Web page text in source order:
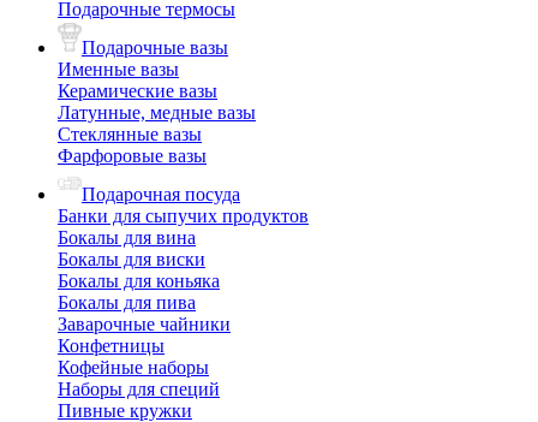
Подарочные термосы
Подарочные вазы
Именные вазы
Керамические вазы
Латунные, медные вазы
Стеклянные вазы
Фарфоровые вазы
Подарочная посуда
Банки для сыпучих продуктов
Бокалы для вина
Бокалы для виски
Бокалы для коньяка
Бокалы для пива
Заварочные чайники
Конфетницы
Кофейные наборы
Наборы для специй
Пивные кружки